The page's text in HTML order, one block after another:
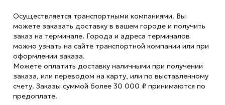
Осуществляется транспортными компаниями. Вы
можете заказать доставку в вашем городе и получить
заказ на терминале. Города и адреса терминалов
можно узнать на сайте транспортной компании или при
оформлении заказа.
Можете оплатить доставку наличными при получении
заказа, или переводом на карту, или по выставленному
счету. Заказы суммой более 30 000 ₽ принимаются по
предоплате.